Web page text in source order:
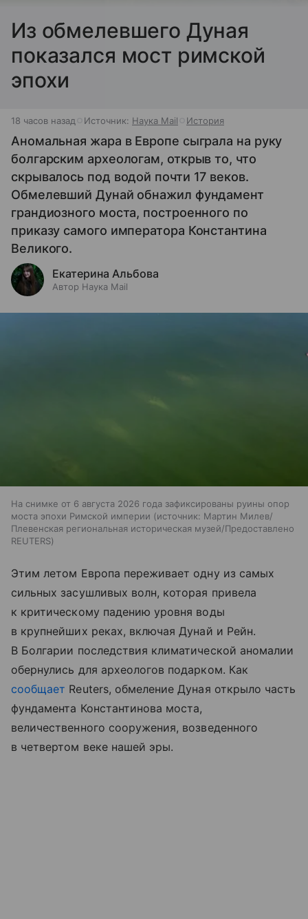
Из обмелевшего Дуная
показался мост римской
эпохи
18 часов назад Источник: Наука Mail История
Аномальная жара в Европе сыграла на руку
болгарским археологам, открыв то, что
скрывалось под водой почти 17 веков.
Обмелевший Дунай обнажил фундамент
грандиозного моста, построенного по
приказу самого императора Константина
Великого.
Екатерина Альбова
Автор Наука Mail
На снимке от 6 августа 2026 года зафиксированы руины опор
моста эпохи Римской империи
источник: Мартин Милев/
Плевенская региональная историческая музей/Предоставлено
REUTERS
Этим летом Европа переживает одну из самых
сильных засушливых волн, которая привела
к критическому падению уровня воды
в крупнейших реках, включая Дунай и Рейн.
В Болгарии последствия климатической аномалии
обернулись для археологов подарком. Как
сообщает Reuters, обмеление Дуная открыло часть
фундамента Константинова моста,
величественного сооружения, возведенного
в четвертом веке нашей эры.